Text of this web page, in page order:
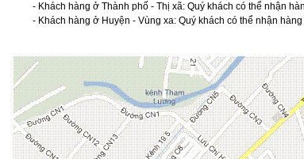
- Khách hàng ở Thành phố - Thị xã: Quý khách có thể nhận
- Khách hàng ở Huyện - Vùng xa: Quý khách có thể nhận